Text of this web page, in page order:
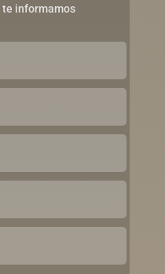
te informamos